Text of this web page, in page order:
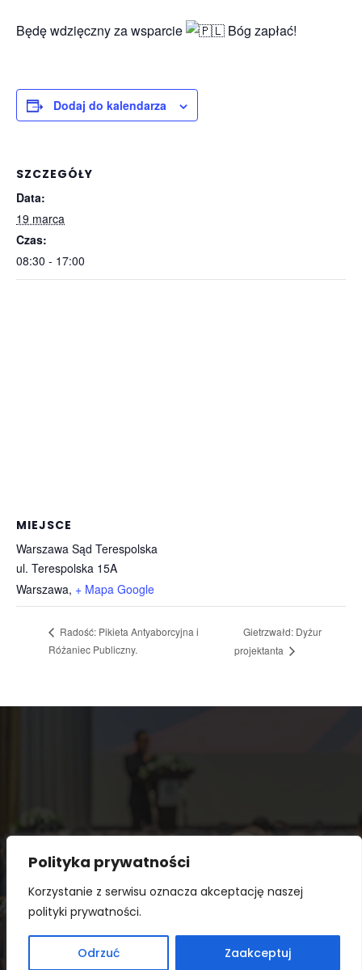
Polityka prywatności
Korzystanie z serwisu oznacza akceptację naszej
polityki prywatności.
Odrzuć Zaakceptuj
Będę wdzięczny za wsparcie Bóg zapłać!
Dodaj do kalendarza
SZCZEGÓŁY
Data:
19 marca
Czas:
08:30 - 17:00
MIEJSCE
Warszawa Sąd Terespolska
ul. Terespolska 15A
Warszawa, + Mapa Google
Radość: Pikieta Antyaborcyjna i
Różaniec Publiczny.
Gietrzwałd: Dyżur
projektanta
Copyright © 2026 Prawy kalendarz. Powered by